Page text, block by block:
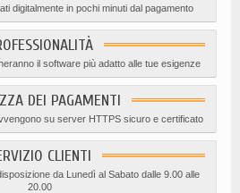
digitalmente in pochi minuti dal pagamento
il software più adatto alle tue esigenze
DEI PAGAMENTI
su server HTTPS sicuro e certificato
CLIENTI
da Lunedì al Sabato dalle 9.00 alle
20.00